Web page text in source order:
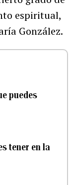
espiritual,
González.
puedes
tener en la